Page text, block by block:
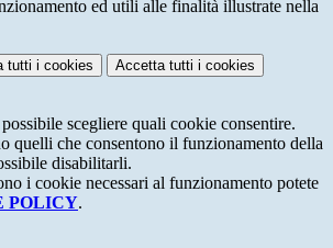
ed utili alle finalità illustrate nella
tutti i cookies Accetta tutti i cookies
scegliere quali cookie consentire.
quelli che consentono il funzionamento della
disabilitarli.
i cookie necessari al funzionamento potete
POLICY.